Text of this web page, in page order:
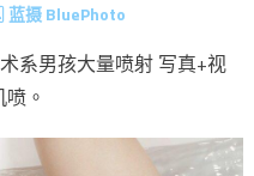
蓝摄 BluePhoto
系男孩大量喷射 写真+视
。